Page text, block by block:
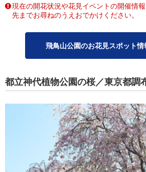
現在の開花状況や花見イベントの開催情
先までお尋ねのうえおでかけください。
飛鳥山公園のお花見スポット情
都立神代植物公園の桜／東京都調